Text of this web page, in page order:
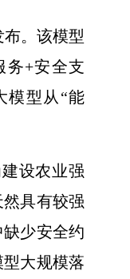
。该模型
务+安全支
模型从“能
设农业强
具有较强
少安全约
大规模落